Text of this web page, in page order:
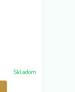
Skladom